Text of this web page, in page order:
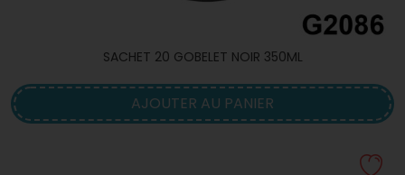
SACHET 20 GOBELET NOIR 350ML
AJOUTER AU PANIER